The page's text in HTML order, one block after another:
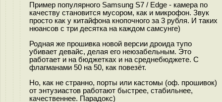
Пример популярного Samsung S7 / Edge - камера по
качеству становится мусором, как и микрофон. Звук
просто как у китайфона кнопочного за 3 рубля. И таких
нюансов с три десятка на каждом самсунге)
Родная же прошивка новой версии дроида тупо
убивает девайс, делая его неюзабельным. Это
работает и на бюджетках и на среднебюджете. С
флагманами 50 на 50, как повезёт.
Но, как не странно, порты или кастомы (оф. прошивок)
от энтузиастов работают быстрее, стабильнее,
качественнее. Парадокс)